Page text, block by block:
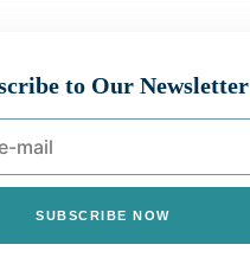
to Our Newsletter
SUBSCRIBE NOW